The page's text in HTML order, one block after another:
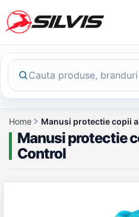
Home Manusi protectie copii
Manusi protectie
Control